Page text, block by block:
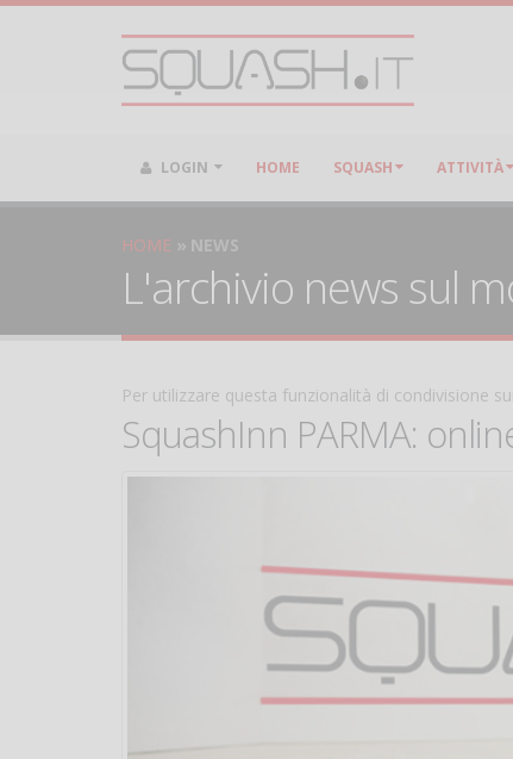
LOGIN HOME SQUASH ATTIVITÀ
HOME NEWS
L'archivio news sul
Per utilizzare questa funzionalità di condivisione
SquashInn PARMA: